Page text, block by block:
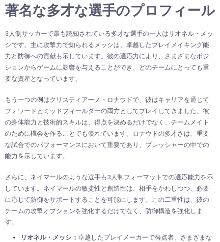
著名な多才な選手のプロフィール
3人制サッカーで最も認知されている多才な選手の一人はリオネル・メッ
シです。主に攻撃力で知られるメッシは、卓越したプレイメイキング能
力と防御への貢献も示しています。彼の適応力により、さまざまなポジ
ションからゲームに影響を与えることができ、どのチームにとっても重
要な資産となっています。
もう一つの例はクリスティアーノ・ロナウドで、彼はキャリアを通じて
フォワードとミッドフィールダーの両方としてプレイしてきました。彼
の身体能力と技術的スキルは、得点を決めるだけでなく、チームメイト
のために機会を作ることでも優れています。ロナウドの多才さは、重要
な試合でのパフォーマンスにおいて重要であり、プレッシャーの中での
能力を示しています。
さらに、ネイマールのような選手も3人制フォーマットでの適応能力を示
しています。ネイマールの敏捷性と創造性は、相手をかわしつつ、必要
に応じて防御をサポートすることを可能にします。この二重性は、彼の
チームの攻撃オプションを強化するだけでなく、防御構造を強化しま
す。
リオネル・メッシ： 卓越したプレイメーカーで得点者、さまざまな